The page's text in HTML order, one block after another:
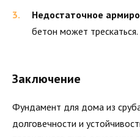
Недостаточное
бетон может трескаться.
Заключение
Фундамент для дома из
долговечности и